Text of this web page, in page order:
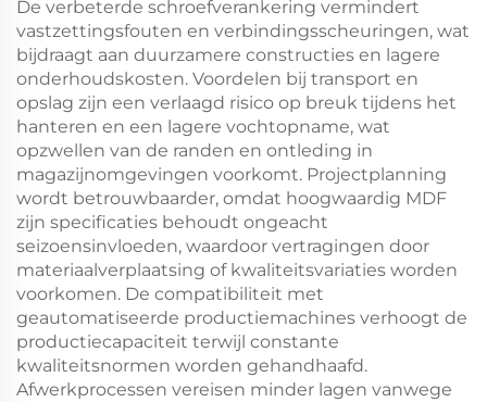
De verbeterde schroefverankering vermindert
vastzettingsfouten en verbindingsscheuringen, wat
bijdraagt aan duurzamere constructies en lagere
onderhoudskosten. Voordelen bij transport en
opslag zijn een verlaagd risico op breuk tijdens het
hanteren en een lagere vochtopname, wat
opzwellen van de randen en ontleding in
magazijnomgevingen voorkomt. Projectplanning
wordt betrouwbaarder, omdat hoogwaardig MDF
zijn specificaties behoudt ongeacht
seizoensinvloeden, waardoor vertragingen door
materiaalverplaatsing of kwaliteitsvariaties worden
voorkomen. De compatibiliteit met
geautomatiseerde productiemachines verhoogt de
productiecapaciteit terwijl constante
kwaliteitsnormen worden gehandhaafd.
Afwerkprocessen vereisen minder lagen vanwege